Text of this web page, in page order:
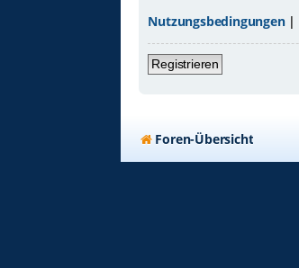
Nutzungsbedingungen|
Registrieren
Foren-Übersicht